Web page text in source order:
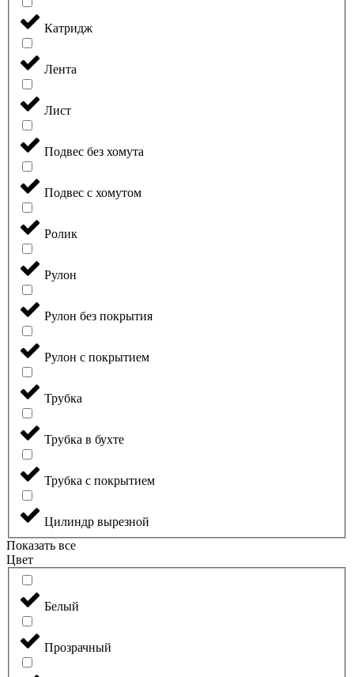
Катридж
Лента
Лист
Подвес без хомута
Подвес с хомутом
Ролик
Рулон
Рулон без покрытия
Рулон с покрытием
Трубка
Трубка в бухте
Трубка с покрытием
Цилиндр вырезной
Показать все
Цвет
Белый
Прозрачный